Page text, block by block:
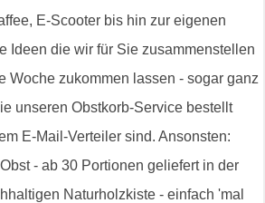
E-Scooter bis hin zur eigenen
Ideen die wir für Sie zusammenstellen
Woche zukommen lassen - sogar ganz
unseren Obstkorb-Service bestellt
E-Mail-Verteiler sind. Ansonsten:
- ab 30 Portionen geliefert in der
Naturholzkiste - einfach 'mal